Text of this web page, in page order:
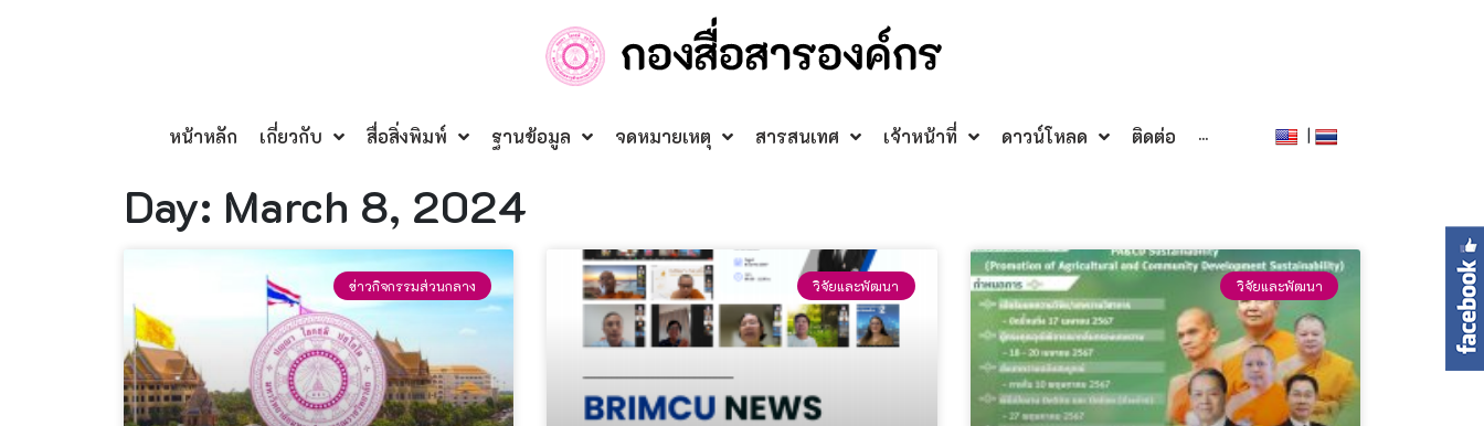
หน้าหลัก เกี่ยวกับ สื่อสิ่งพิมพ์ ฐานข้อมูล จดหมายเหตุ สารสนเทศ เจ้าหน้าที่ ดาวน์โหลด ติดต่อ ··· |
Day: March 8, 2024
ข่าวกิจกรรมส่วนกลาง วิจัยและพัฒนา วิจัยและพัฒนา